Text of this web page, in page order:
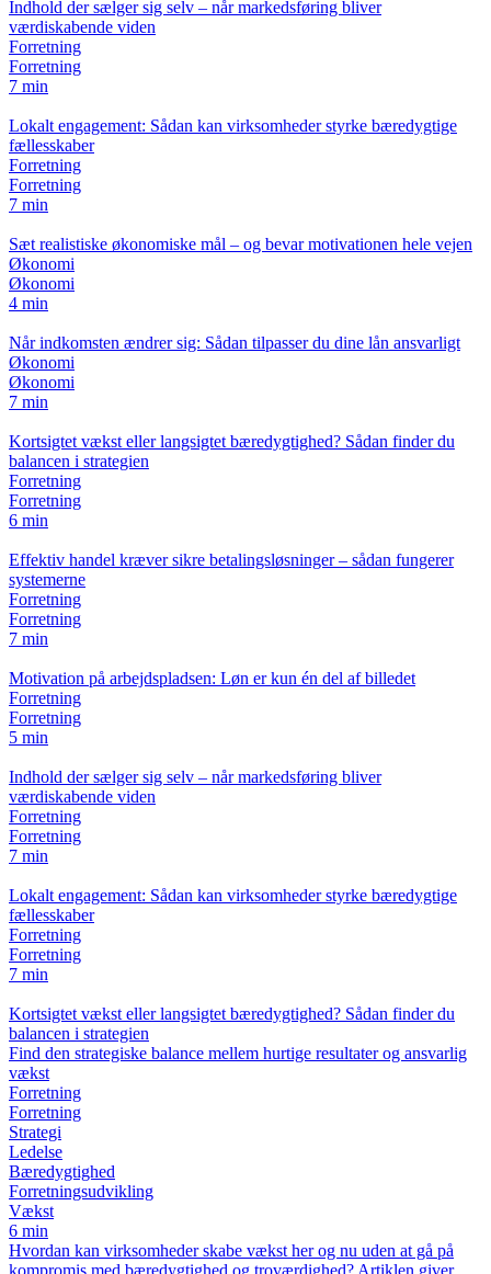
Indhold der sælger sig selv – når markedsføring bliver
værdiskabende viden
Forretning
Forretning
7 min
Lokalt engagement: Sådan kan virksomheder styrke bæredygtige
fællesskaber
Forretning
Forretning
7 min
Sæt realistiske økonomiske mål – og bevar motivationen hele vejen
Økonomi
Økonomi
4 min
Når indkomsten ændrer sig: Sådan tilpasser du dine lån ansvarligt
Økonomi
Økonomi
7 min
Kortsigtet vækst eller langsigtet bæredygtighed? Sådan finder du
balancen i strategien
Forretning
Forretning
6 min
Effektiv handel kræver sikre betalingsløsninger – sådan fungerer
systemerne
Forretning
Forretning
7 min
Motivation på arbejdspladsen: Løn er kun én del af billedet
Forretning
Forretning
5 min
Indhold der sælger sig selv – når markedsføring bliver
værdiskabende viden
Forretning
Forretning
7 min
Lokalt engagement: Sådan kan virksomheder styrke bæredygtige
fællesskaber
Forretning
Forretning
7 min
Kortsigtet vækst eller langsigtet bæredygtighed? Sådan finder du
balancen i strategien
Find den strategiske balance mellem hurtige resultater og ansvarlig
vækst
Forretning
Forretning
Strategi
Ledelse
Bæredygtighed
Forretningsudvikling
Vækst
6 min
Hvordan kan virksomheder skabe vækst her og nu uden at gå på